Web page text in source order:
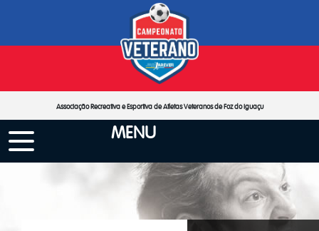
Associação Recreativa e Esportiva de Atletas Veteranos de Foz do Iguaçu
MENU